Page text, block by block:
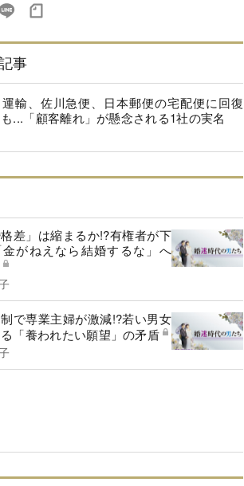
事
輸、佐川急便、日本郵便の宅配便に回復
...「顧客離れ」が懸念される1社の実名
格差」は縮まるか!?有権者が下
金がねえなら結婚するな」へ
で専業主婦が激減!?若い男女
「養われたい願望」の矛盾